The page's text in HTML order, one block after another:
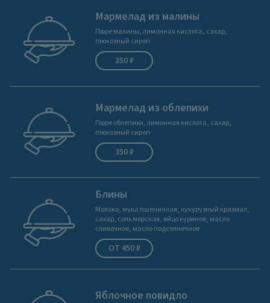
Мармелад из малины
Пюре малины, лимонная кислота, сахар,
глюкозный сироп
350 ₽
Мармелад из облепихи
Пюре облепихи, лимонная кислота, сахар,
глюкозный сироп
350 ₽
Блины
Молоко, мука пшеничная, кукурузный крахмал,
сахар, соль морская, яйцо куриное, масло
сливочное, масло подсолнечное
ОТ 450 ₽
Яблочное повидло